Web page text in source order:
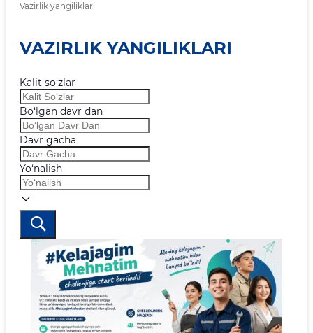
Vazirlik yangiliklari
VAZIRLIK YANGILIKLARI
Kalit so‘zlar
Bo‘lgan davr dan
Davr gacha
Yo‘nalish